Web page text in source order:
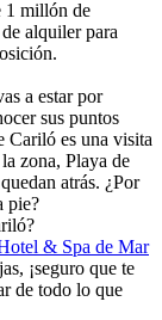
1 millón de
alquiler para
a estar por
sus puntos
Cariló es una visita
zona, Playa de
atrás. ¿Por
pie?
& Spa de Mar
¡seguro que te
de todo lo que